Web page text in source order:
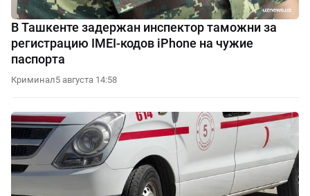
В Ташкенте задержан инспектор таможни за
регистрацию IMEI-кодов iPhone на чужие
паспорта
Криминал5 августа 14:58